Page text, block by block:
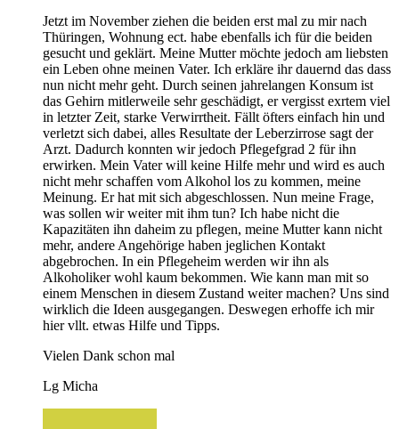
Jetzt im November ziehen die beiden erst mal zu mir nach
Thüringen, Wohnung ect. habe ebenfalls ich für die beiden
gesucht und geklärt. Meine Mutter möchte jedoch am liebsten
ein Leben ohne meinen Vater. Ich erkläre ihr dauernd das dass
nun nicht mehr geht. Durch seinen jahrelangen Konsum ist
das Gehirn mitlerweile sehr geschädigt, er vergisst exrtem viel
in letzter Zeit, starke Verwirrtheit. Fällt öfters einfach hin und
verletzt sich dabei, alles Resultate der Leberzirrose sagt der
Arzt. Dadurch konnten wir jedoch Pflegefgrad 2 für ihn
erwirken. Mein Vater will keine Hilfe mehr und wird es auch
nicht mehr schaffen vom Alkohol los zu kommen, meine
Meinung. Er hat mit sich abgeschlossen. Nun meine Frage,
was sollen wir weiter mit ihm tun? Ich habe nicht die
Kapazitäten ihn daheim zu pflegen, meine Mutter kann nicht
mehr, andere Angehörige haben jeglichen Kontakt
abgebrochen. In ein Pflegeheim werden wir ihn als
Alkoholiker wohl kaum bekommen. Wie kann man mit so
einem Menschen in diesem Zustand weiter machen? Uns sind
wirklich die Ideen ausgegangen. Deswegen erhoffe ich mir
hier vllt. etwas Hilfe und Tipps.
Vielen Dank schon mal
Lg Micha